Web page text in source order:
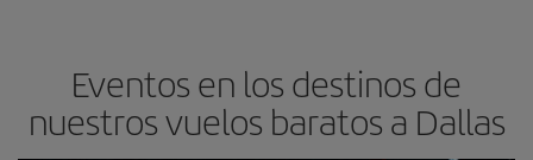
Eventos en los destinos de
nuestros vuelos baratos a Dallas